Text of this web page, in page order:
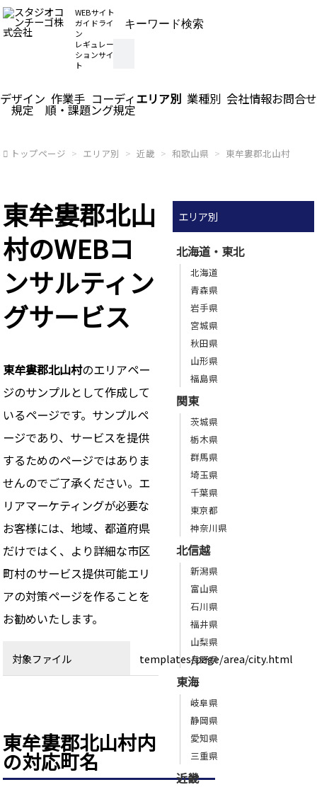
WEBサイト
ガイドライ
ン
レギュレー
ションサイ
ト
デザイン
規定
作業手
順・課題
コーディ
ング規定
エリア別 業種別 会社情報お問合せ
トップページ エリア別 近畿 和歌山県 東牟婁郡北山村
東牟婁郡北山
村のWEBコ
ンサルティン
グサービス
東牟婁郡北山村のエリアペー
ジのサンプルとして作成して
いるページです。サンプルペ
ージであり、サービスを提供
するためのページではありま
せんのでご了承ください。エ
リアマーケティングが必要な
お客様には、地域、都道府県
だけではく、より詳細な市区
町村のサービス提供可能エリ
アの対策ページを作ることを
お勧めいたします。
対象ファイル templates/page/area/city.html
東牟婁郡北山村内
の対応町名
エリア別
北海道・東北
北海道
青森県
岩手県
宮城県
秋田県
山形県
福島県
関東
茨城県
栃木県
群馬県
埼玉県
千葉県
東京都
神奈川県
北信越
新潟県
富山県
石川県
福井県
山梨県
長野県
東海
岐阜県
静岡県
愛知県
三重県
近畿